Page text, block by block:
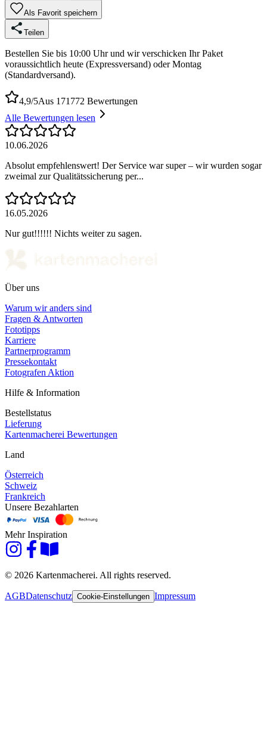
Als Favorit speichern
Teilen
Bestellen Sie bis 10:00 Uhr und wir verschicken Ihr Paket
voraussichtlich heute (Expressversand) oder Montag
(Standardversand).
4,9/5Aus 171772 Bewertungen
Alle Bewertungen lesen
10.06.2026
Absolut empfehlenswert! Der Service war super – wir wurden sogar
zweimal zur Qualitätssicherung per...
16.05.2026
Nur gut!!!!!! Nichts weiter zu sagen.
Über uns
Warum wir anders sind
Fragen & Antworten
Fototipps
Karriere
Partnerprogramm
Pressekontakt
Fotografen Aktion
Hilfe & Information
Bestellstatus
Lieferung
Kartenmacherei Bewertungen
Land
Österreich
Schweiz
Frankreich
Unsere Bezahlarten
Mehr Inspiration
© 2026 Kartenmacherei. All rights reserved.
AGBDatenschutz Cookie-Einstellungen Impressum